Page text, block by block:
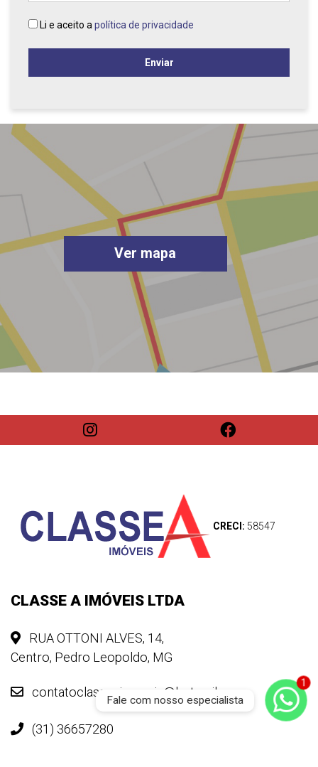
Fale com nosso especialista
Li e aceito a política de privacidade
Enviar
Ver mapa
CRECI: 58547
CLASSE A IMÓVEIS LTDA
RUA OTTONI ALVES, 14,
Centro, Pedro Leopoldo, MG
contatoclasseaimoveis@hotmail.com
(31) 36657280